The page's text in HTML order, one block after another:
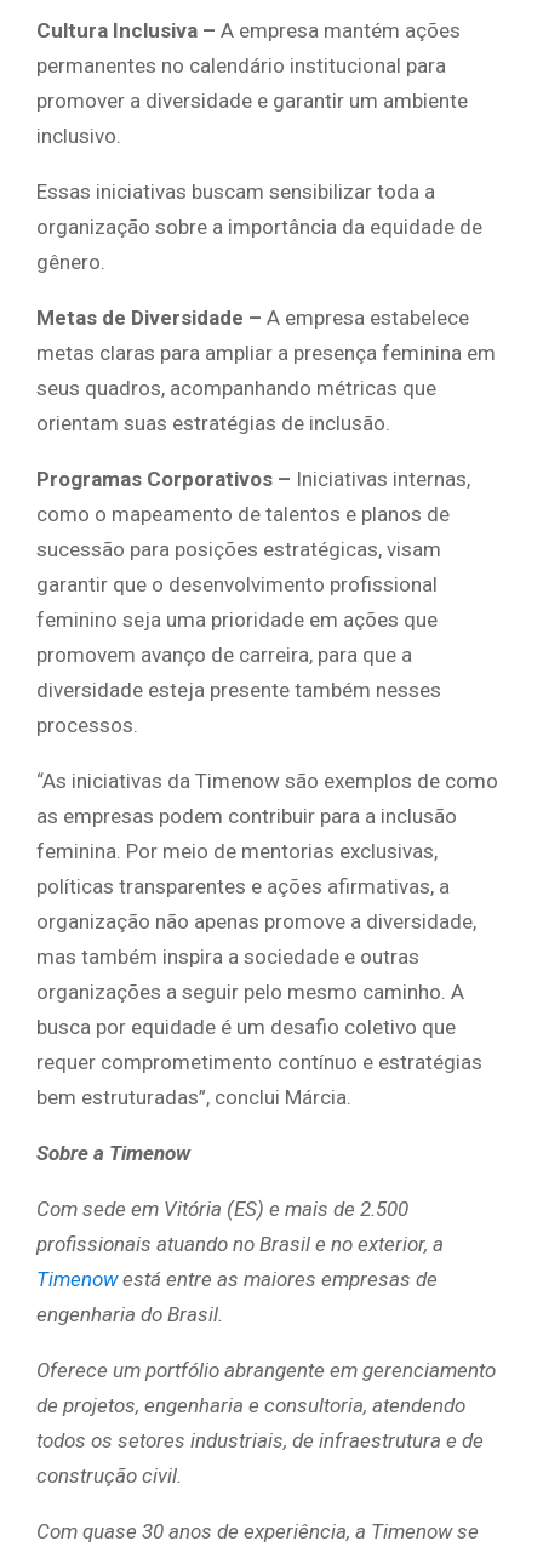
Cultura Inclusiva – A empresa mantém ações
permanentes no calendário institucional para
promover a diversidade e garantir um ambiente
inclusivo.
Essas iniciativas buscam sensibilizar toda a
organização sobre a importância da equidade de
gênero.
Metas de Diversidade – A empresa estabelece
metas claras para ampliar a presença feminina em
seus quadros, acompanhando métricas que
orientam suas estratégias de inclusão.
Programas Corporativos – Iniciativas internas,
como o mapeamento de talentos e planos de
sucessão para posições estratégicas, visam
garantir que o desenvolvimento profissional
feminino seja uma prioridade em ações que
promovem avanço de carreira, para que a
diversidade esteja presente também nesses
processos.
“As iniciativas da Timenow são exemplos de como
as empresas podem contribuir para a inclusão
feminina. Por meio de mentorias exclusivas,
políticas transparentes e ações afirmativas, a
organização não apenas promove a diversidade,
mas também inspira a sociedade e outras
organizações a seguir pelo mesmo caminho. A
busca por equidade é um desafio coletivo que
requer comprometimento contínuo e estratégias
bem estruturadas”, conclui Márcia.
Sobre a Timenow
Com sede em Vitória (ES) e mais de 2.500
profissionais atuando no Brasil e no exterior, a
Timenowestá entre as maiores empresas de
engenharia do Brasil.
Oferece um portfólio abrangente em gerenciamento
de projetos, engenharia e consultoria, atendendo
todos os setores industriais, de infraestrutura e de
construção civil.
Com quase 30 anos de experiência, a Timenow se